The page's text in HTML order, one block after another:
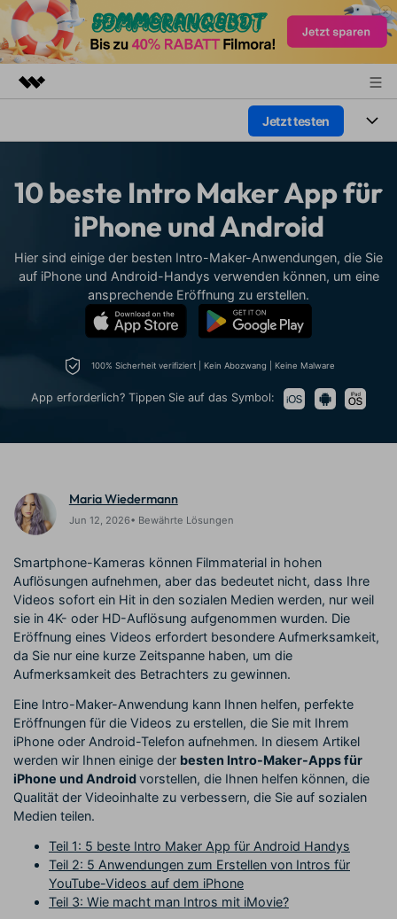
Dienstprogramme
Überblick
Presseraum
Jetzt testen
Plattformen
Funktionen
Assets
Video/Foto
Audio
Lösungen
Soziale Medien
Marketing & Business
Lifestyle & Spaß
Trends
Ressourcen
Video-Prompts
Über 100 heiße Video-
Meisterkurs
Beherrschen Sie
fortgeschrittene
Kickstart Bootcamp
Lernen, ausdrücken und
erweitern Sie Ihre
Fähigkeiten mit Filmora
Erfahren Sie, wie Sie einen
Creator
Monetarisierungs-
Programm
Ihren Einfluss mit Filmora
Freunde-werben-
Programm
An Freunde empfehlen,
Blog
Über
und Kunden
Bewertungen
Kunden-Geschichten
Erfahren Sie, wie unsere
Kunden Erfolg haben
Affiliate-Programm
Schalten Sie Partnerschaften
auf Unternehmensebene frei
KAUFEN Anmelden
Suchen
10 beste Intro Maker App für
iPhone und Android
Hier sind einige der besten Intro-Maker-Anwendungen, die Sie
auf iPhone und Android-Handys verwenden können, um eine
ansprechende Eröffnung zu erstellen.
100% Sicherheit verifiziert | Kein Abozwang | Keine Malware
App erforderlich? Tippen Sie auf das Symbol:
Maria Wiedermann
Jun 12, 2026• Bewährte Lösungen
Smartphone-Kameras können Filmmaterial in hohen
Auflösungen aufnehmen, aber das bedeutet nicht, dass Ihre
Videos sofort ein Hit in den sozialen Medien werden, nur weil
sie in 4K- oder HD-Auflösung aufgenommen wurden. Die
Eröffnung eines Videos erfordert besondere Aufmerksamkeit,
da Sie nur eine kurze Zeitspanne haben, um die
Aufmerksamkeit des Betrachters zu gewinnen.
Eine Intro-Maker-Anwendung kann Ihnen helfen, perfekte
Eröffnungen für die Videos zu erstellen, die Sie mit Ihrem
iPhone oder Android-Telefon aufnehmen. In diesem Artikel
werden wir Ihnen einige der besten Intro-Maker-Apps für
iPhone und Androidvorstellen, die Ihnen helfen können, die
Qualität der Videoinhalte zu verbessern, die Sie auf sozialen
Medien teilen.
Teil 1: 5 beste Intro Maker App für Android Handys
Teil 2: 5 Anwendungen zum Erstellen von Intros für
YouTube-Videos auf dem iPhone
Teil 3: Wie macht man Intros mit iMovie?